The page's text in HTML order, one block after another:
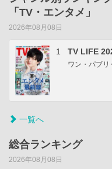
「TV・エンタメ」
2026年08月08日
1 TV LIFE
ワン・パブリ
一覧へ
総合ランキング
2026年08月08日